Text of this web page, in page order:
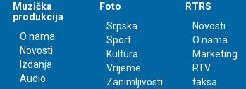
Muzička
produkcija
O nama
Novosti
Izdanja
Audio
Foto
Srpska
Sport
Kultura
Vrijeme
Zanimljivosti
RTRS
Novosti
O nama
Marketing
RTV
taksa